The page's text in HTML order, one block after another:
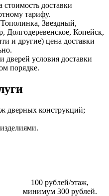
стоимость доставки
тарифу.
Звездный,
Долгодеревенское, Копейск,
и другие) цена доставки
дверей условия доставки
порядке.
дверных конструкций;
100 рублей/этаж,
минимум 300 рублей.